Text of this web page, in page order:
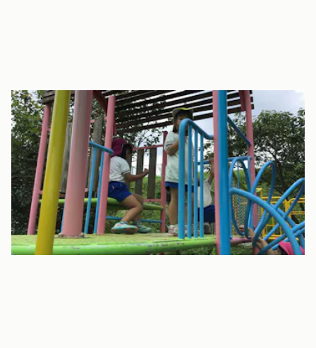
こども園になります。
頴娃保育園は令和5年度より保育所型認定こども園となりました。
そのため現在(令和４年11月)、2号・３号(保育園部分)に加えて1号
認定(幼稚園部分)の園児募集も行っています。
詳細は当園にお問い合わせください。